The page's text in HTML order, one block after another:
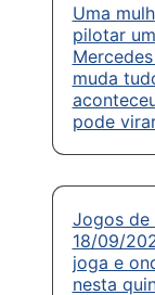
Uma
pilotar
muda
pode
Jogos de
18/09/
joga e
nesta